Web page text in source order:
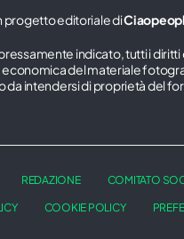
progetto editoriale di
indicato, tutti i
economica del materiale
da intendersi di proprietà del
REDAZIONE COMITATO
COOKIE POLICY